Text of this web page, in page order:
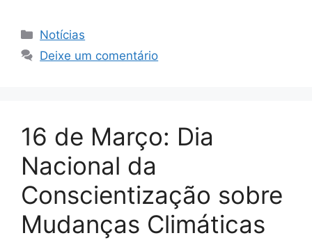
Notícias
Deixe um comentário
16 de Março: Dia
Nacional da
Conscientização sobre
Mudanças Climáticas